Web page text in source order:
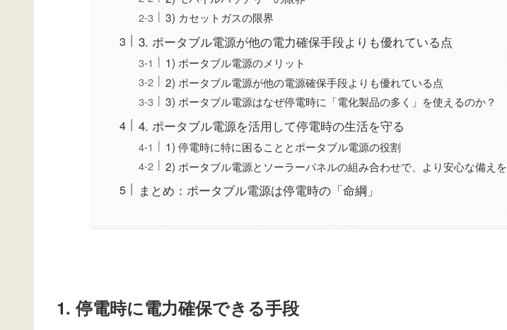
3) カセットガスの限界
3. ポータブル電源が他の電力確保手段よりも優れている点
1) ポータブル電源のメリット
2) ポータブル電源が他の電源確保手段よりも優れている点
3) ポータブル電源はなぜ停電時に「電化製品の多く」を使えるのか？
4. ポータブル電源を活用して停電時の生活を守る
1) 停電時に特に困ることとポータブル電源の役割
2) ポータブル電源とソーラーパネルの組み合わせで、より安心な備えを
まとめ：ポータブル電源は停電時の「命綱」
1. 停電時に電力確保できる手段